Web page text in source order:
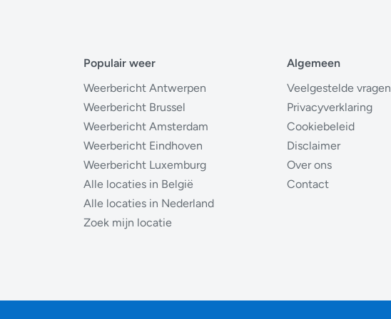
Populair weer
Weerbericht Antwerpen
Weerbericht Brussel
Weerbericht Amsterdam
Weerbericht Eindhoven
Weerbericht Luxemburg
Alle locaties in België
Alle locaties in Nederland
Zoek mijn locatie
Algemeen
Veelgestelde vragen
Privacyverklaring
Cookiebeleid
Disclaimer
Over ons
Contact